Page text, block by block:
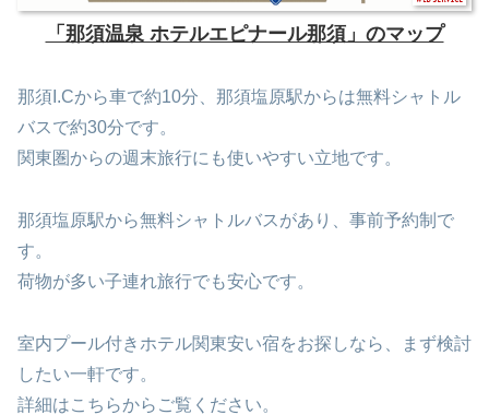
「那須温泉 ホテルエピナール那須」のマップ
那須I.Cから車で約10分、那須塩原駅からは無料シャトル
バスで約30分です。
関東圏からの週末旅行にも使いやすい立地です。
那須塩原駅から無料シャトルバスがあり、事前予約制で
す。
荷物が多い子連れ旅行でも安心です。
室内プール付きホテル関東安い宿をお探しなら、まず検討
したい一軒です。
詳細はこちらからご覧ください。